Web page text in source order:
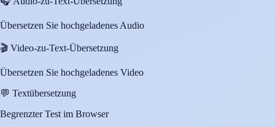
Übersetzen Sie hochgeladenes Audio
🎬 Video-zu-Text-Übersetzung
Übersetzen Sie hochgeladenes Video
💬 Textübersetzung
Begrenzter Test im Browser